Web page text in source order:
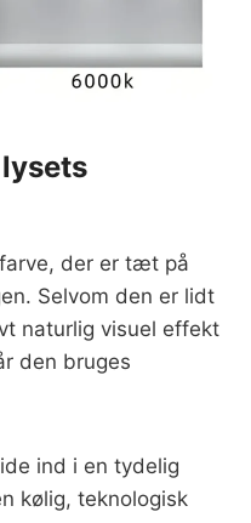
der er tæt på
Selvom den er lidt
naturlig visuel effekt
den bruges
ind i en tydelig
kølig, teknologisk